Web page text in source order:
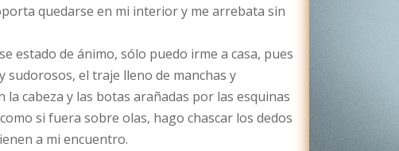
quedarse en mi interior y me arrebata sin
estado de ánimo, sólo puedo irme a casa, pues
el traje lleno de manchas y
cabeza y las botas arañadas por las esquinas
si fuera sobre olas, hago chascar los dedos
a mi encuentro.